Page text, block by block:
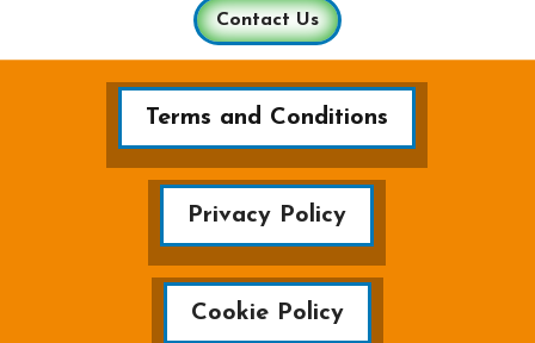
Contact Us
Terms and Conditions
Privacy Policy
Cookie Policy